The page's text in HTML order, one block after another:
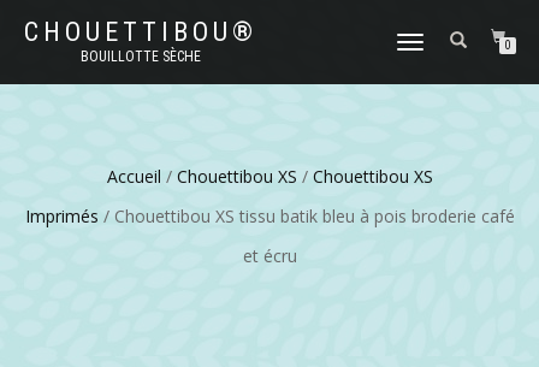
CHOUETTIBOU®
BOUILLOTTE SÈCHE
DÉPLIER
NAVIGATION
0
Accueil / Chouettibou XS / Chouettibou XS
Imprimés / Chouettibou XS tissu batik bleu à pois broderie café
et écru